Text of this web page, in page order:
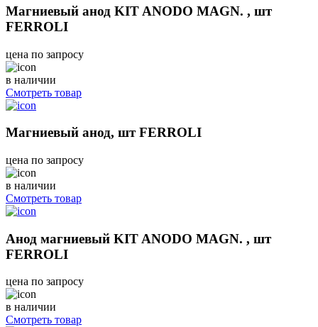
Магниевый анод KIT ANODO MAGN. , шт
FERROLI
цена по запросу
в наличии
Смотреть товар
Магниевый анод, шт FERROLI
цена по запросу
в наличии
Смотреть товар
Анод магниевый KIT ANODO MAGN. , шт
FERROLI
цена по запросу
в наличии
Смотреть товар